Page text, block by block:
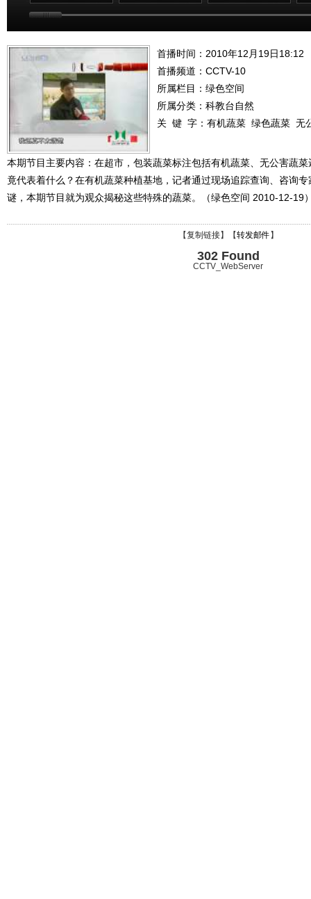
首播时间：2010年12月19日18:12
首播频道： CCTV-10
所属栏目： 绿色空间
所属分类：科教台自然
关 键 字： 有机蔬菜 绿色蔬菜 无
本期节目主要内容：在超市，包装蔬菜标注包括有机蔬菜、无公害蔬
竟代表着什么？在有机蔬菜种植基地，记者通过现场追踪查询、咨询
谜，本期节目就为观众揭秘这些特殊的蔬菜。（绿色空间 2010-12-19
【复制链接】【转发邮件 】
302 Found
CCTV_WebServer